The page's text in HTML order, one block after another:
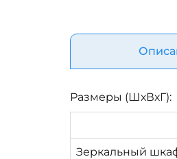
Размеры (ШхВхГ):
Зеркальный